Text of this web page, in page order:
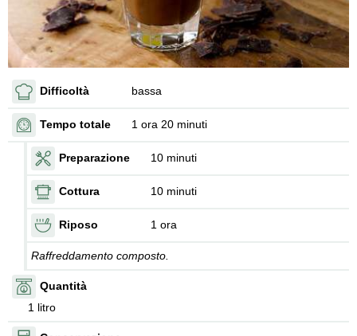
Difficoltà bassa
Tempo totale 1 ora 20 minuti
Preparazione 10 minuti
Cottura 10 minuti
Riposo 1 ora
Raffreddamento composto.
Quantità
1 litro